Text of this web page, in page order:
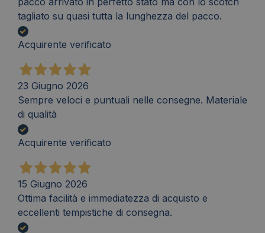
tagliato su quasi tutta la lunghezza del pacco.
Acquirente verificato
23 Giugno 2026
Sempre veloci e puntuali nelle consegne. Materiale
di qualità
Acquirente verificato
15 Giugno 2026
Ottima facilità e immediatezza di acquisto e
eccellenti tempistiche di consegna.